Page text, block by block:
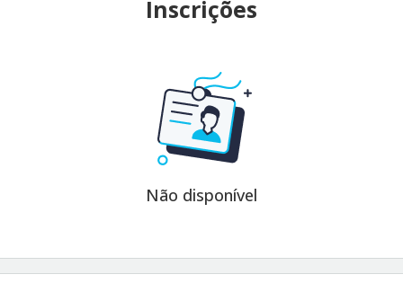
Inscrições
Não disponível